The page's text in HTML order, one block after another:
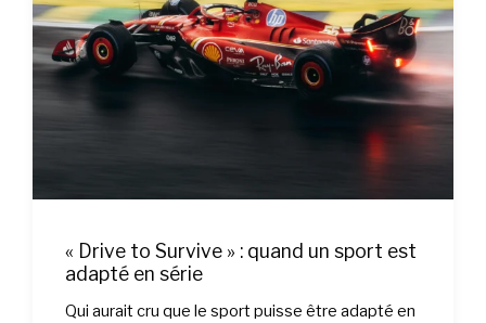
« Drive to Survive » : quand un sport est
adapté en série
Qui aurait cru que le sport puisse être adapté en